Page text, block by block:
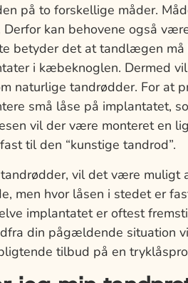
på to forskellige måder.
kan behovene også
betyder det at tandlægen må
i kæbeknoglen. Dermed
naturlige tandrødder. For at
små låse på implantatet,
vil der være monteret en
til den “kunstige tandrod”.
vil det være muligt
men hvor låsen i stedet er
implantatet er oftest
din pågældende situation
tilbud på en